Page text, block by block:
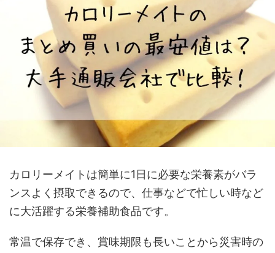
カロリーメイトは簡単に1日に必要な栄養素がバラ
ンスよく摂取できるので、仕事などで忙しい時など
に大活躍する栄養補助食品です。
常温で保存でき、賞味期限も長いことから災害時の